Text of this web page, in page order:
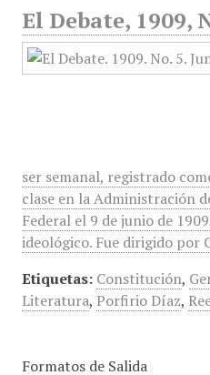
El Debate, 1909,
ser semanal, registrado
clase en la Administración
Federal el 9 de junio de
ideológico. Fue dirigido por
Etiquetas: Constitución,
Literatura, Porfirio Díaz,
Formatos de Salida